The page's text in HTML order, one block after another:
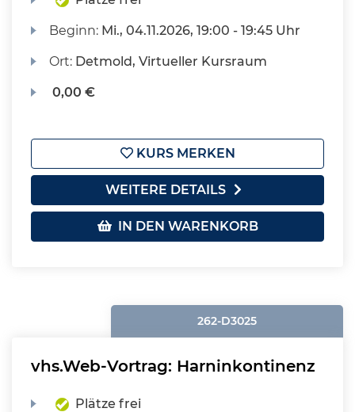
Beginn: Mi., 04.11.2026, 19:00 - 19:45 Uhr
Ort: Detmold, Virtueller Kursraum
0,00 €
KURS MERKEN
WEITERE DETAILS
IN DEN WARENKORB
262-D3025
vhs.Web-Vortrag: Harninkontinenz
Plätze frei